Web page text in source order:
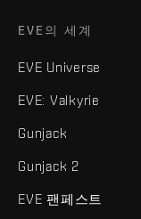
EVE의 세계
EVE Universe
EVE: Valkyrie
Gunjack
Gunjack 2
EVE 팬페스트